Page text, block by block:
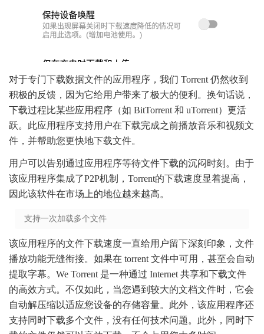
对于专门下载数据文件的应用程序，我们 Torrent 仍然收到
积极的反馈，因为它给用户带来了极大的便利。换句话说，
下载过程比某些应用程序（如 BitTorrent 和 uTorrent）更活
跃。此应用程序支持用户在下载完成之前播放音乐和视频文
件，并帮助您更快地下载文件。
用户可以告别通过应用程序等待文件下载的沉闷时刻。由于
该应用程序集成了P2P机制，Torrent的下载速度显着提高，
因此该软件在市场上的地位越来越高。
支持一次加载多个文件
该应用程序的文件下载速度一直给用户留下深刻印象，文件
播放功能无缝衔接。如果在 torrent 文件中可用，甚至会自动
提取字幕。We Torrent 是一种通过 Internet 共享和下载文件
的高效方式。不仅如此，当您遇到较大的文档文件时，它会
自动解压缩以适应您设备的存储容量。此外，该应用程序还
支持同时下载多个文件，没有任何技术问题。此外，同时下